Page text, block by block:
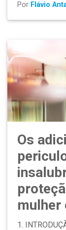
Por Flávio
Os
mulher
1.